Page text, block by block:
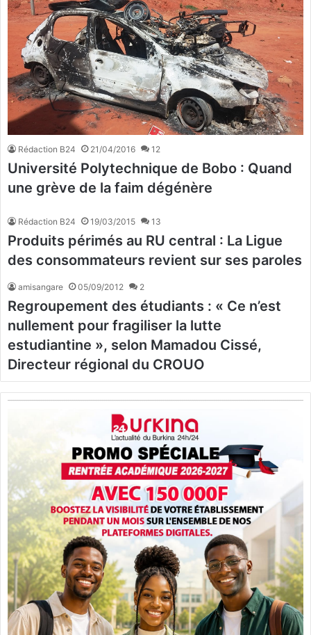
Rédaction B24 21/04/2016 12
Université Polytechnique de Bobo : Quand
une grève de la faim dégénère
Rédaction B24 19/03/2015 13
Produits périmés au RU central : La Ligue
des consommateurs revient sur ses paroles
amisangare 05/09/2012 2
Regroupement des étudiants : « Ce n’est
nullement pour fragiliser la lutte
estudiantine », selon Mamadou Cissé,
Directeur régional du CROUO